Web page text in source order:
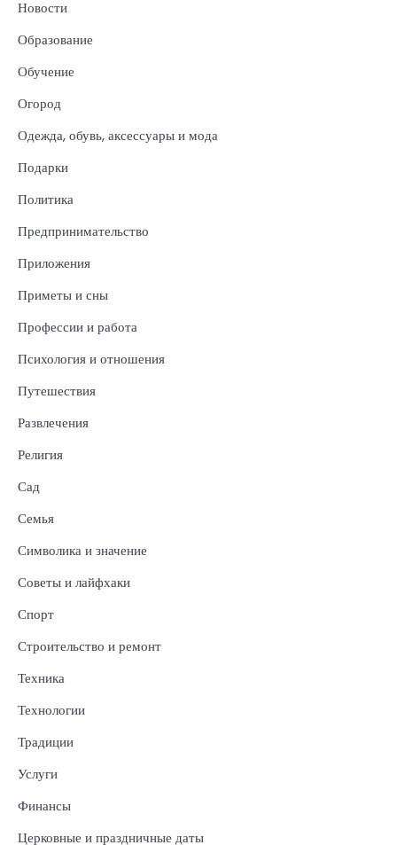
Новости
Образование
Обучение
Огород
Одежда, обувь, аксессуары и мода
Подарки
Политика
Предпринимательство
Приложения
Приметы и сны
Профессии и работа
Психология и отношения
Путешествия
Развлечения
Религия
Сад
Семья
Символика и значение
Советы и лайфхаки
Спорт
Строительство и ремонт
Техника
Технологии
Традиции
Услуги
Финансы
Церковные и праздничные даты